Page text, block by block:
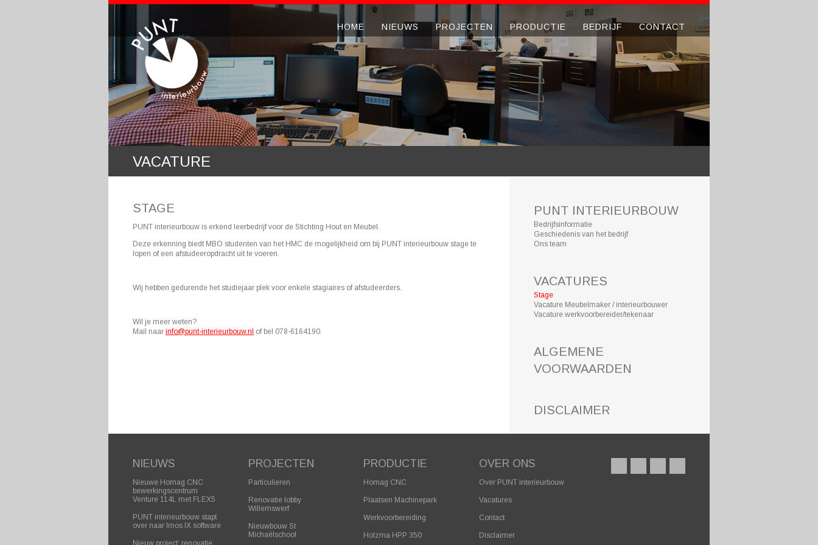
HOME NIEUWS PROJECTEN PRODUCTIE BEDRIJF CONTACT
VACATURE
STAGE
PUNT interieurbouw is erkend leerbedrijf voor de Stichting Hout en Meubel.
Deze erkenning biedt MBO studenten van het HMC de mogelijkheid om bij PUNT interieurbouw stage te
lopen of een afstudeeropdracht uit te voeren.
Wij hebben gedurende het studiejaar plek voor enkele stagiaires of afstudeerders.
Wil je meer weten?
Mail naar info@punt-interieurbouw.nl of bel 078-6164190.
PUNT INTERIEURBOUW
Bedrijfsinformatie
Geschiedenis van het bedrijf
Ons team
VACATURES
Stage
Vacature Meubelmaker / interieurbouwer
Vacature werkvoorbereider/tekenaar
ALGEMENE
VOORWAARDEN
DISCLAIMER
NIEUWS
Nieuwe Homag CNC
bewerkingscentrum
Venture 114L met FLEX5
PUNT interieurbouw stapt
over naar Imos IX software
Nieuw project: renovatie
PROJECTEN
Particulieren
Renovatie lobby
Willemswerf
Nieuwbouw St
Michaëlschool
PRODUCTIE
Homag CNC
Plaatsen Machinepark
Werkvoorbereiding
Holzma HPP 350
OVER ONS
Over PUNT interieurbouw
Vacatures
Contact
Disclaimer